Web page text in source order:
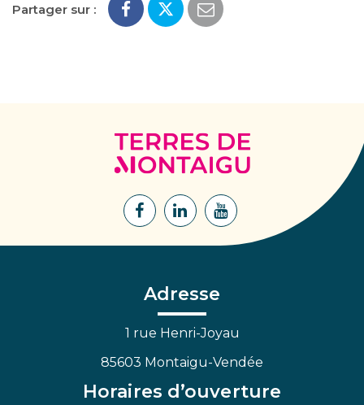
Partager sur :
Terres
de
Lien
Facebook
Lien
Lien
Adresse
1 rue Henri-Joyau
85603 Montaigu-Vendée
Horaires d’ouverture